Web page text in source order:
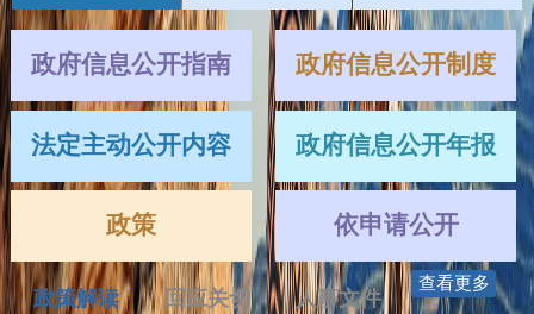
政府信息公开指南 政府信息公开制度
法定主动公开内容 政府信息公开年报
政策 依申请公开
政策解读 回应关切 人事文件
查看更多